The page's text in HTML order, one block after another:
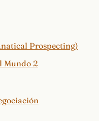
Prospecting)
Mundo 2